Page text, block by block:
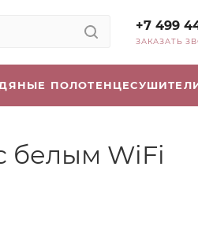
+7 499
ЗАКАЗАТЬ
белым WiFi